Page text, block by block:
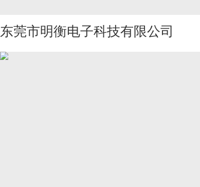
东莞市明衡电子科技有限公司